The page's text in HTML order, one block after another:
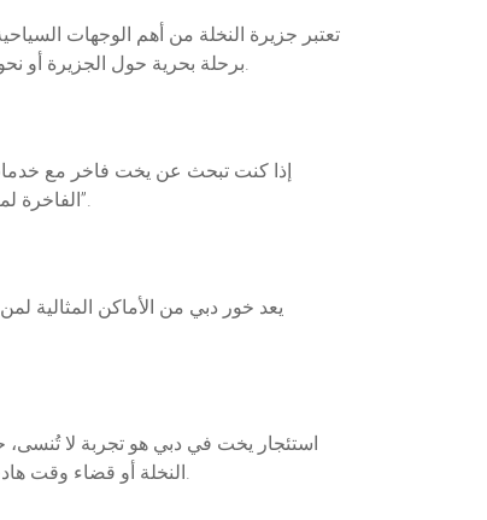
تعتبر جزيرة النخلة من أهم الوجهات
برحلة بحرية حول الجزيرة أو نحو معالم دبي الشهيرة. رحلات اليخوت في هذه المنطقة تتيح لك الاستمتاع بالمياه الزرقاء الصافية والطقس المثالي على مدار العام.
إذا كنت تبحث عن يخت فاخر مع خدمات
الفاخرة لمناسبات خاصة مثل حفلات الزفاف أو الاحتفالات. كما يوفر مرسى دبي رحلات بحرية حول معالم دبي مثل برج خليفة و”جزر العالم”.
يعد خور دبي من الأماكن المثالية
استئجار يخت في دبي هو تجربة لا
النخلة أو قضاء وقت هادئ في خور دبي، فهناك دائمًا خيار يناسب ذوقك. اختر أحد الأماكن المذكورة أعلاه للحصول على أفضل تجربة استئجار يخت في دبي.